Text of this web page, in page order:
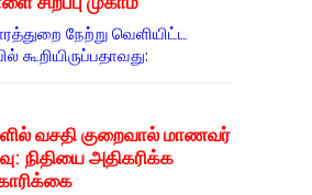
நேற்று வெளியிட்ட
கூறியிருப்பதாவது:
வசதி குறைவால் மாணவர்
நிதியை அதிகரிக்க